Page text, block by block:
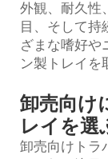
外観、耐久性
目、そして持
ざまな嗜好や
ン製トレイを
卸売向け
レイを選
卸売向けトラ